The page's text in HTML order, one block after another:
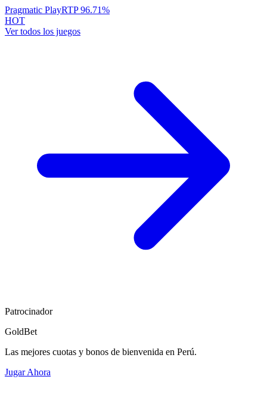
Pragmatic PlayRTP96.71%
HOT
Ver todos los juegos
Patrocinador
GoldBet
Las mejores cuotas y bonos de bienvenida en Perú.
Jugar Ahora